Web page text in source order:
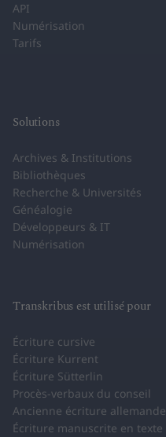
API
Numérisation
Tarifs
Solutions
Archives & Institutions
Bibliothèques
Recherche & Universités
Généalogie
Développeurs & IT
Numérisation
Transkribus est utilisé pour
Écriture cursive
Écriture Kurrent
Écriture Sütterlin
Procès-verbaux du conseil
Ancienne écriture allemande
Écriture manuscrite en texte